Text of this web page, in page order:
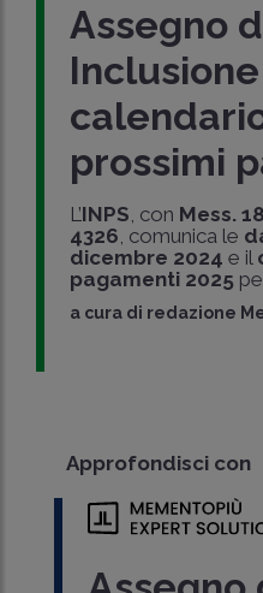
Assegno
Inclusione
prossimi
L’INPS , con Mess.
4326 , comunica le
dicembre 2024 e il
pagamenti 2025
a cura di redazione
Approfondisci con